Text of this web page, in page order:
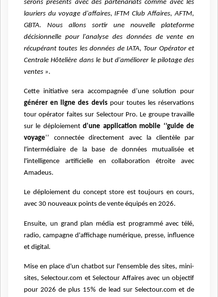
serons présents avec des partenariats comme avec les
lauriers du voyage d'affaires, IFTM Club Affaires, AFTM,
GBTA. Nous allons sortir une nouvelle plateforme
décisionnelle pour l'analyse des données de vente en
récupérant toutes les données de IATA, Tour Opérator et
Centrale Hôtelière dans le but d'améliorer le pilotage des
ventes ».
Cette initiative sera accompagnée d’une solution pour
générer en ligne des devispour toutes les réservations
tour opérator faites sur Selectour Pro. Le groupe travaille
sur le déploiementd'une application mobile ‘’guide de
voyage’’ connectée directement avec la clientèle par
l'intermédiaire de la base de données mutualisée et
l'intelligence artificielle en collaboration étroite avec
Amadeus.
Le déploiement du concept store est toujours en cours,
avec 30 nouveaux points de vente équipés en 2026.
Ensuite, un grand plan média est programmé avec télé,
radio, campagne d'affichage numérique, presse, influence
et digital.
Mise en place d'un chatbot sur l'ensemble des sites, mini-
sites, Selectour.com et Selectour Affaires avec un objectif
pour 2026 de plus 15% de lead sur Selectour.com et de